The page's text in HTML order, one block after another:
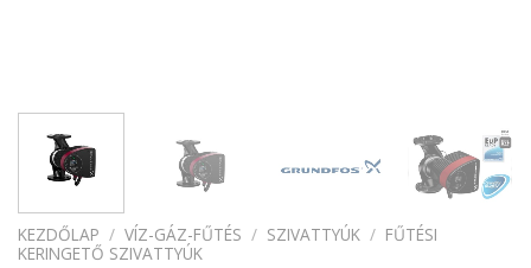
KEZDŐLAP / VÍZ-GÁZ-FŰTÉS / SZIVATTYÚK / FŰTÉSI
KERINGETŐ SZIVATTYÚK